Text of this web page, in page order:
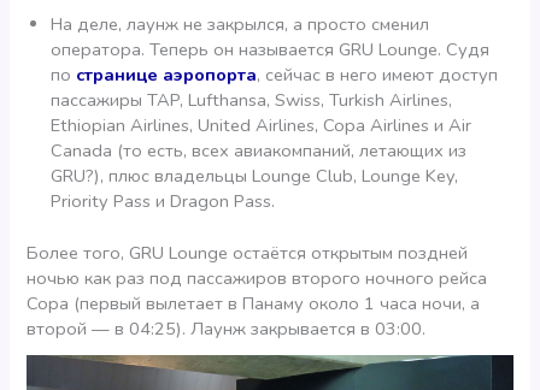
На деле, лаунж не закрылся, а просто сменил
оператора. Теперь он называется GRU Lounge. Судя
по странице аэропорта, сейчас в него имеют доступ
пассажиры TAP, Lufthansa, Swiss, Turkish Airlines,
Ethiopian Airlines, United Airlines, Copa Airlines и Air
Canada (то есть, всех авиакомпаний, летающих из
GRU?), плюс владельцы Lounge Club, Lounge Key,
Priority Pass и Dragon Pass.
Более того, GRU Lounge остаётся открытым поздней
ночью как раз под пассажиров второго ночного рейса
Copa (первый вылетает в Панаму около 1 часа ночи, а
второй — в 04:25). Лаунж закрывается в 03:00.